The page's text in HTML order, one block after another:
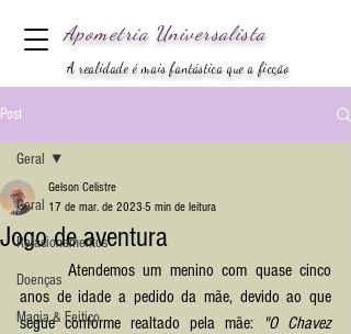
Apometria Universalista
A realidade é mais fantástica que a ficção
Post
Geral
Relacionamentos
Doenças
Magia & Feitiço
Geral
Jogo de aventura
Gelson Celistre
17 de mar. de 2023 5 min de leitura
	Atendemos um menino com quase cinco
anos de idade a pedido da mãe, devido ao que
segue conforme realtado pela mãe:
"O Chavez